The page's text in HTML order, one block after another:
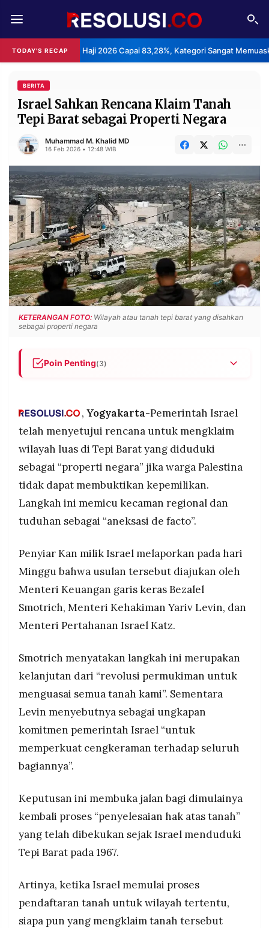
TODAY'S RECAP
Haji 2026 Capai 83,28%, Kategori Sangat Memuaskan. •
REDAKSI TENTANG
RESOLUSI IKLAN
RUBRIKASI
EDITORIAL AKSARA
DAERAH NASIONAL
MANCA SPORT
INFORMASI
PRIVACY
POLICY
BERITA
WARGA
INFORMASI
IKLAN
KIRIM
TULISAN
PENGADUAN
KAMI
©
PRAMUDITA
Resolusi.co
2026
RESOLUSI
PRAMUDITA
BERITA
Israel Sahkan Rencana Klaim Tanah
Tepi Barat sebagai Properti Negara
Muhammad M. Khalid MD
16 Feb 2026 • 12:48 WIB
KETERANGAN FOTO: Wilayah atau tanah tepi barat yang disahkan
sebagai properti negara
Poin Penting(3)
jika warga Palestina tidak bisa membuktikan
dipenuhi
Keputusan yang diajukan tiga menteri garis keras
Israel ini disebut Hamas, Palestina, dan negara-
negara regional sebagai "aneksasi de facto"
di Area C yang mencakup 83 persen Tepi Barat,
Palestina
, Yogyakarta-Pemerintah Israel
telah menyetujui rencana untuk mengklaim
wilayah luas di Tepi Barat yang diduduki
sebagai “properti negara” jika warga Palestina
tidak dapat membuktikan kepemilikan.
Langkah ini memicu kecaman regional dan
tuduhan sebagai “aneksasi de facto”.
Penyiar Kan milik Israel melaporkan pada hari
Minggu bahwa usulan tersebut diajukan oleh
Menteri Keuangan garis keras Bezalel
Smotrich, Menteri Kehakiman Yariv Levin, dan
Menteri Pertahanan Israel Katz.
Smotrich menyatakan langkah ini merupakan
kelanjutan dari “revolusi permukiman untuk
menguasai semua tanah kami”. Sementara
Levin menyebutnya sebagai ungkapan
komitmen pemerintah Israel “untuk
memperkuat cengkeraman terhadap seluruh
bagiannya”.
Keputusan ini membuka jalan bagi dimulainya
kembali proses “penyelesaian hak atas tanah”
yang telah dibekukan sejak Israel menduduki
Tepi Barat pada 1967.
Artinya, ketika Israel memulai proses
pendaftaran tanah untuk wilayah tertentu,
siapa pun yang mengklaim tanah tersebut